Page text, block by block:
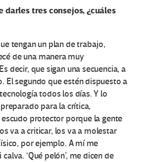
darles tres consejos, ¿cuáles
tengan un plan de trabajo,
de una manera muy
decir, que sigan una secuencia, a
El segundo que estén dispuesto a
todos los días. Y lo
para la crítica,
protector porque la gente
va a criticar, los va a molestar
por ejemplo. A mí me
‘Qué pelón’, me dicen de